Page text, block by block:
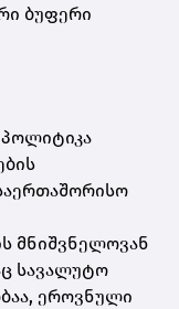
ბუფერი
მნიშვნელოვან
სავალუტო
ეროვნული